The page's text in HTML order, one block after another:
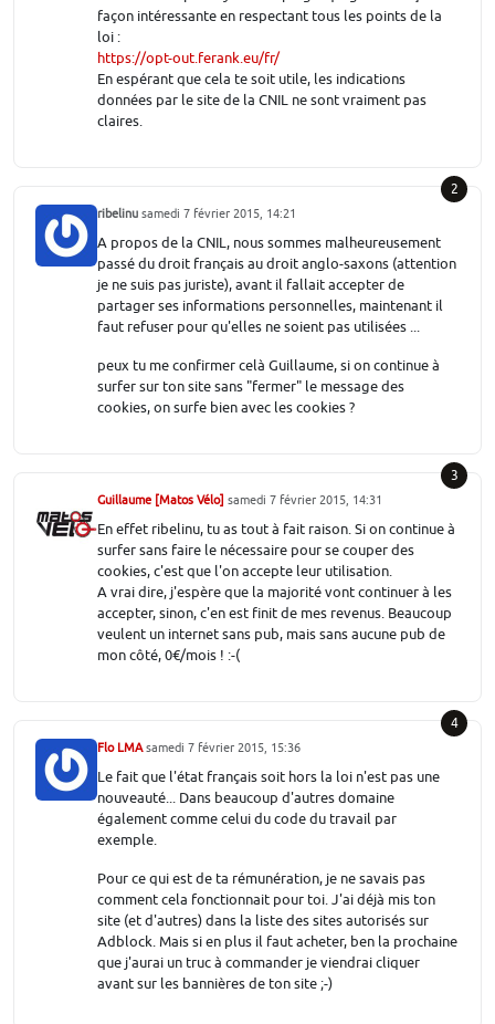
façon intéressante en respectant tous les points de la
loi :
https://opt-out.ferank.eu/fr/
En espérant que cela te soit utile, les indications
données par le site de la CNIL ne sont vraiment pas
claires.
2
ribelinu samedi 7 février 2015, 14:21
A propos de la CNIL, nous sommes malheureusement
passé du droit français au droit anglo-saxons (attention
je ne suis pas juriste), avant il fallait accepter de
partager ses informations personnelles, maintenant il
faut refuser pour qu'elles ne soient pas utilisées ...
peux tu me confirmer celà Guillaume, si on continue à
surfer sur ton site sans "fermer" le message des
cookies, on surfe bien avec les cookies ?
3
Guillaume [Matos Vélo] samedi 7 février 2015, 14:31
En effet ribelinu, tu as tout à fait raison. Si on continue à
surfer sans faire le nécessaire pour se couper des
cookies, c'est que l'on accepte leur utilisation.
A vrai dire, j'espère que la majorité vont continuer à les
accepter, sinon, c'en est finit de mes revenus. Beaucoup
veulent un internet sans pub, mais sans aucune pub de
mon côté, 0€/mois ! :-(
4
Flo LMAsamedi 7 février 2015, 15:36
Le fait que l'état français soit hors la loi n'est pas une
nouveauté... Dans beaucoup d'autres domaine
également comme celui du code du travail par
exemple.
Pour ce qui est de ta rémunération, je ne savais pas
comment cela fonctionnait pour toi. J'ai déjà mis ton
site (et d'autres) dans la liste des sites autorisés sur
Adblock. Mais si en plus il faut acheter, ben la prochaine
que j'aurai un truc à commander je viendrai cliquer
avant sur les bannières de ton site ;-)